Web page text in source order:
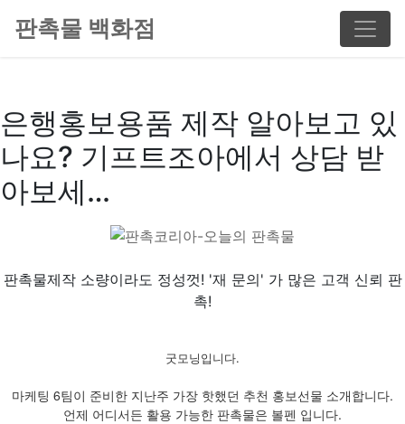
판촉물 백화점
은행홍보용품 제작 알아보고 있
나요? 기프트조아에서 상담 받
아보세…
판촉물제작 소량이라도 정성껏! '재 문의' 가 많은 고객 신뢰 판
촉!
굿모닝입니다.
마케팅 6팀이 준비한 지난주 가장 핫했던 추천 홍보선물 소개합니다.
언제 어디서든 활용 가능한 판촉물은 볼펜 입니다.